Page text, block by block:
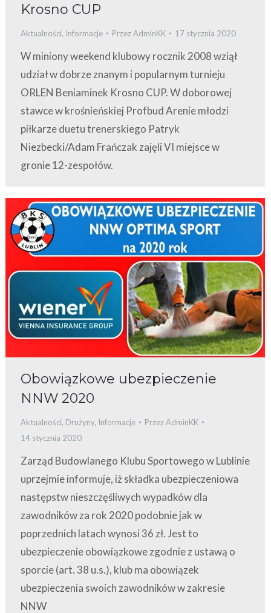
Krosno CUP
Aktualności, Informacje PrzezAdminKK 17 stycznia 2020
W miniony weekend klubowy rocznik 2008 wziął
udział w dobrze znanym i popularnym turnieju
ORLEN Beniaminek Krosno CUP. W doborowej
stawce w krośnieńskiej Profbud Arenie młodzi
piłkarze duetu trenerskiego Patryk
Niezbecki/Adam Frańczak zajęli VI miejsce w
gronie 12-zespołów.
Obowiązkowe ubezpieczenie
NNW 2020
Aktualności, Drużyny, Informacje PrzezAdminKK
14 stycznia 2020
Zarząd Budowlanego Klubu Sportowego w Lublinie
uprzejmie informuje, iż składka ubezpieczeniowa
następstw nieszczęśliwych wypadków dla
zawodników za rok 2020 podobnie jak w
poprzednich latach wynosi 36 zł. Jest to
ubezpieczenie obowiązkowe zgodnie z ustawą o
sporcie (art. 38 u.s.), klub ma obowiązek
ubezpieczenia swoich zawodników w zakresie
NNW